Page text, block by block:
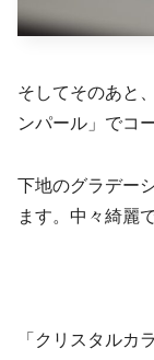
そしてそのあと
ンパール」でコ
下地のグラデー
ます。中々綺麗
「クリスタルカ